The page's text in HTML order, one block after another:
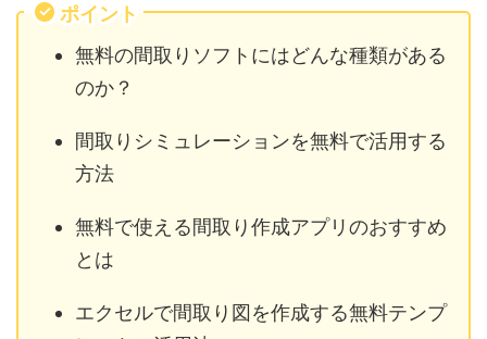
ポイント
無料の間取りソフトにはどんな種類がある
のか？
間取りシミュレーションを無料で活用する
方法
無料で使える間取り作成アプリのおすすめ
とは
エクセルで間取り図を作成する無料テンプ